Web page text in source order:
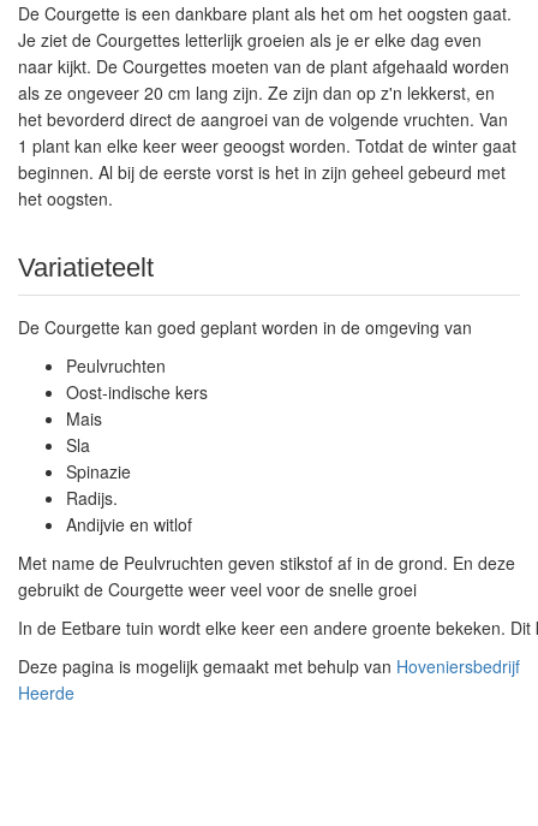
De Courgette is een dankbare plant als het om het oogsten gaat.
Je ziet de Courgettes letterlijk groeien als je er elke dag even
naar kijkt. De Courgettes moeten van de plant afgehaald worden
als ze ongeveer 20 cm lang zijn. Ze zijn dan op z'n lekkerst, en
het bevorderd direct de aangroei van de volgende vruchten. Van
1 plant kan elke keer weer geoogst worden. Totdat de winter gaat
beginnen. Al bij de eerste vorst is het in zijn geheel gebeurd met
het oogsten.
Variatieteelt
De Courgette kan goed geplant worden in de omgeving van
Peulvruchten
Oost-indische kers
Mais
Sla
Spinazie
Radijs.
Andijvie en witlof
Met name de Peulvruchten geven stikstof af in de grond. En deze
gebruikt de Courgette weer veel voor de snelle groei
In de Eetbare tuin wordt elke keer een andere groente bekeken.
Deze pagina is mogelijk gemaakt met behulp van Hoveniersbedrijf
Heerde